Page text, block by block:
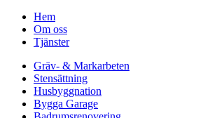
Hem
Om oss
Tjänster
Gräv- & Markarbeten
Stensättning
Husbyggnation
Bygga Garage